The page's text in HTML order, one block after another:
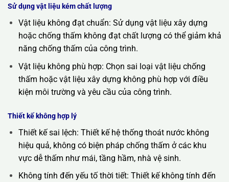
Sử dụng vật liệu kém chất lượng
Vật liệu không đạt chuẩn: Sử dụng vật liệu xây dựng
hoặc chống thấm không đạt chất lượng có thể giảm khả
năng chống thấm của công trình.
Vật liệu không phù hợp: Chọn sai loại vật liệu chống
thấm hoặc vật liệu xây dựng không phù hợp với điều
kiện môi trường và yêu cầu của công trình.
Thiết kế không hợp lý
Thiết kế sai lệch: Thiết kế hệ thống thoát nước không
hiệu quả, không có biện pháp chống thấm ở các khu
vực dễ thấm như mái, tầng hầm, nhà vệ sinh.
Không tính đến yếu tố thời tiết: Thiết kế không tính đến